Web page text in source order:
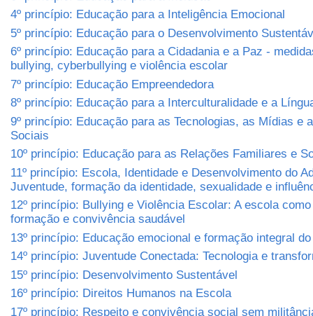
4º princípio: Educação para a Inteligência Emocional
5º princípio: Educação para o Desenvolvimento
6º princípio: Educação para a Cidadania e a Paz -
bullying, cyberbullying e violência escolar
7º princípio: Educação Empreendedora
8º princípio: Educação para a Interculturalidade e a
9º princípio: Educação para as Tecnologias, as Mídias e
Sociais
10º princípio: Educação para as Relações Familiares e
11º princípio: Escola, Identidade e Desenvolvimento do
Juventude, formação da identidade, sexualidade e
12º princípio: Bullying e Violência Escolar: A escola
formação e convivência saudável
13º princípio: Educação emocional e formação integral
14º princípio: Juventude Conectada: Tecnologia e
15º princípio: Desenvolvimento Sustentável
16º princípio: Direitos Humanos na Escola
17º princípio: Respeito e convivência social sem